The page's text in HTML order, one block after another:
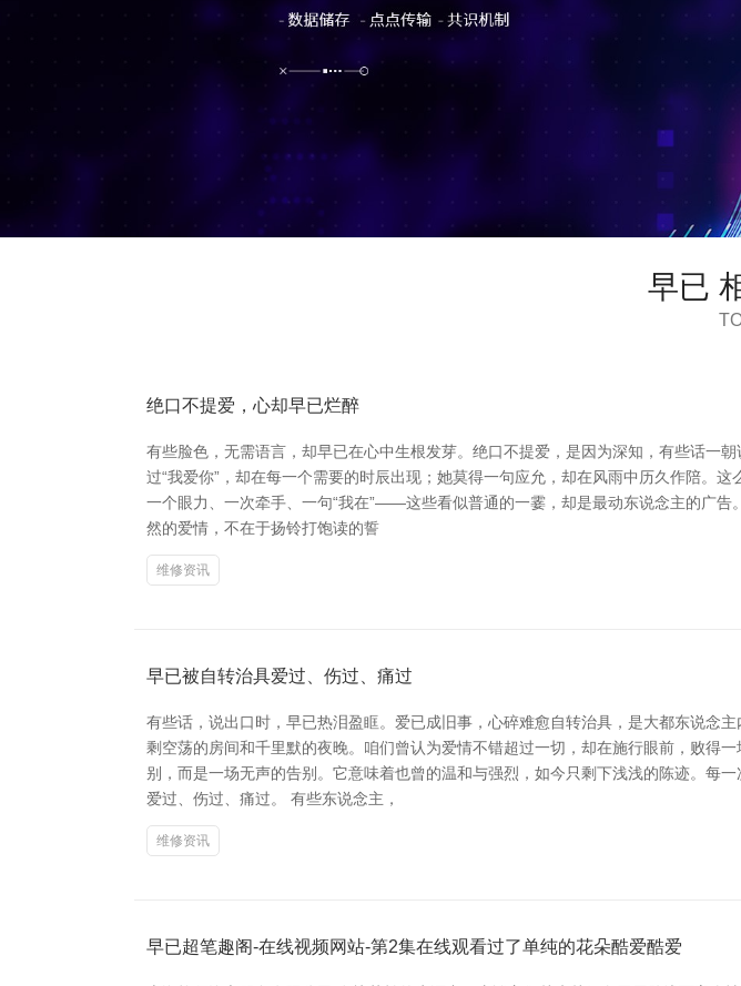
早已
绝口不提爱，心却早已烂醉
有些脸色，无需语言，却早已在心中生根发芽。绝口不提爱，是因为深知，有些话一
过“我爱你”，却在每一个需要的时辰出现；她莫得一句应允，却在风雨中历久作陪。
一个眼力、一次牵手、一句“我在”——这些看似普通的一霎，却是最动东说念主的广
然的爱情，不在于扬铃打饱读的誓
维修资讯
早已被自转治具爱过、伤过、痛过
有些话，说出口时，早已热泪盈眶。爱已成旧事，心碎难愈自转治具，是大都东说念
剩空荡的房间和千里默的夜晚。咱们曾认为爱情不错超过一切，却在施行眼前，败得
别，而是一场无声的告别。它意味着也曾的温和与强烈，如今只剩下浅浅的陈迹。每
爱过、伤过、痛过。 有些东说念主，
维修资讯
早已超笔趣阁-在线视频网站-第2集在线观看过了单纯的花朵酷爱酷爱